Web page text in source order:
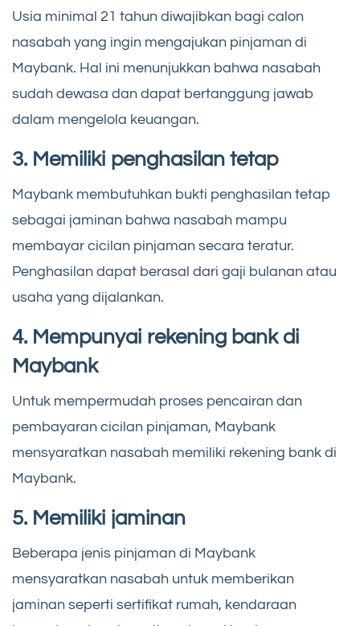
Usia minimal 21 tahun diwajibkan bagi calon
nasabah yang ingin mengajukan pinjaman di
Maybank. Hal ini menunjukkan bahwa nasabah
sudah dewasa dan dapat bertanggung jawab
dalam mengelola keuangan.
3. Memiliki penghasilan tetap
Maybank membutuhkan bukti penghasilan tetap
sebagai jaminan bahwa nasabah mampu
membayar cicilan pinjaman secara teratur.
Penghasilan dapat berasal dari gaji bulanan atau
usaha yang dijalankan.
4. Mempunyai rekening bank di
Maybank
Untuk mempermudah proses pencairan dan
pembayaran cicilan pinjaman, Maybank
mensyaratkan nasabah memiliki rekening bank di
Maybank.
5. Memiliki jaminan
Beberapa jenis pinjaman di Maybank
mensyaratkan nasabah untuk memberikan
jaminan seperti sertifikat rumah, kendaraan